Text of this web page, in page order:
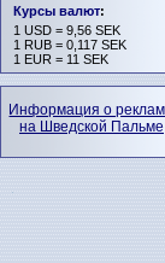
Курсы валют:
1 USD = 9,56 SEK
1 RUB = 0,117 SEK
1 EUR = 11 SEK
Информация о
на Шведской Пальме